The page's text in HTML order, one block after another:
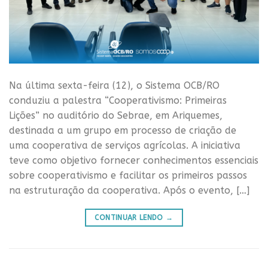
Na última sexta-feira (12), o Sistema OCB/RO
conduziu a palestra “Cooperativismo: Primeiras
Lições” no auditório do Sebrae, em Ariquemes,
destinada a um grupo em processo de criação de
uma cooperativa de serviços agrícolas. A iniciativa
teve como objetivo fornecer conhecimentos essenciais
sobre cooperativismo e facilitar os primeiros passos
na estruturação da cooperativa. Após o evento, […]
CONTINUAR LENDO →